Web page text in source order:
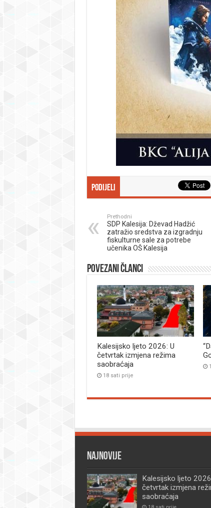
Podijeli
Prethodni
SDP Kalesija: Dževad Hadžić
zatražio sredstva za izgradnju
fiskulturne sale za potrebe
učenika OŠ Kalesija
Povezani članci
Kalesijsko ljeto 2026: U
četvrtak izmjena režima
saobraćaja
18 sati prije
Najnovije
Kalesijsko ljeto
četvrtak izmjena
saobraćaja